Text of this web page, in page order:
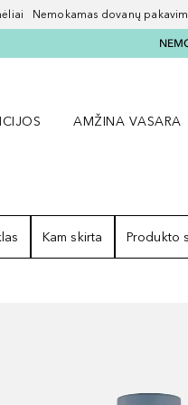
Nemokamas dovanų
AMŽINA VASARA
Kam skirta Produkto